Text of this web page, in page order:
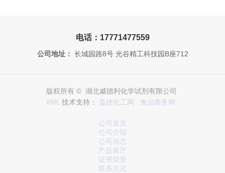
电话：17771477559
公司地址： 长城园路8号 光谷精工科技园B座712
版权所有 © 湖北威德利化学试剂有限公司
XML 技术支持： 盖德化工网 食品商务网
公司首页
公司介绍
公司动态
产品展厅
证书荣誉
联系方式